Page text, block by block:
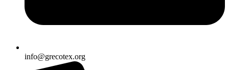
info@grecotex.org